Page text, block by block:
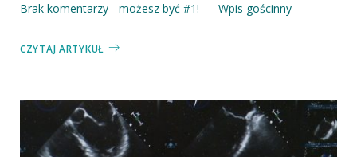
Brak komentarzy - możesz być #1!
Wpis gościnny
CZYTAJ ARTYKUŁ